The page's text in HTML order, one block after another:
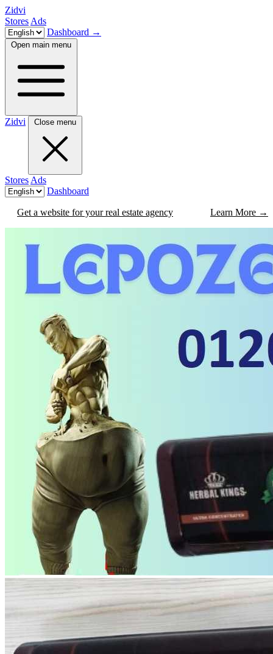
Zidvi
Stores Ads
Dashboard →
Open main menu
Zidvi Close menu
Stores Ads
Dashboard
Get a website for your real estate agency Learn More →